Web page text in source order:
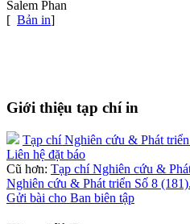
Salem Phan
[ Bản in]
Giới thiệu tạp chí in
Tạp chí Nghiên cứu & Phát
Liên hệ đặt báo
Cũ hơn: Tạp chí Nghiên cứu &
Nghiên cứu & Phát triển Số 8
Gửi bài cho Ban biên tập